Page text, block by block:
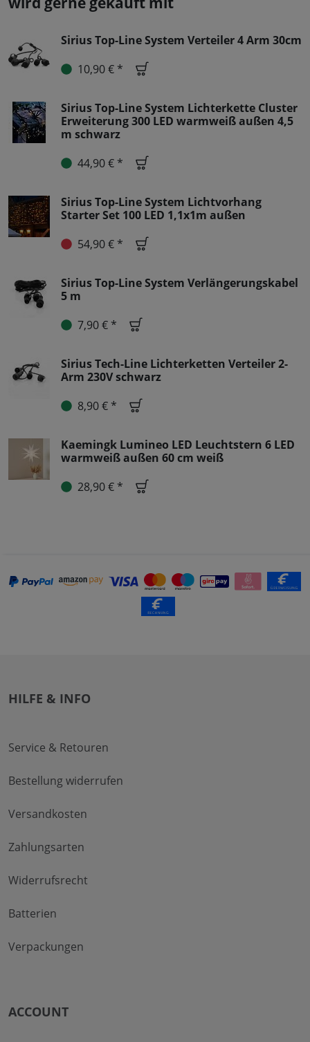
Sirius Top-Line System Verteiler 4 Arm 30cm
10,90 € *
Sirius Top-Line System Lichterkette Cluster
Erweiterung 300 LED warmweiß außen 4,5
m schwarz
44,90 € *
Sirius Top-Line System Lichtvorhang
Starter Set 100 LED 1,1x1m außen
54,90 € *
Sirius Top-Line System Verlängerungskabel
5 m
7,90 € *
Sirius Tech-Line Lichterketten Verteiler 2-
Arm 230V schwarz
8,90 € *
Kaemingk Lumineo LED Leuchtstern 6 LED
warmweiß außen 60 cm weiß
28,90 € *
HILFE & INFO
Service & Retouren
Bestellung widerrufen
Versandkosten
Zahlungsarten
Widerrufsrecht
Batterien
Verpackungen
ACCOUNT